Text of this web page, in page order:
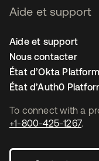
To connect with a
+1-800-425-1267.
Aide et support
Aide et support
Nous contacter
État d’Okta Platform
État d’Auth0